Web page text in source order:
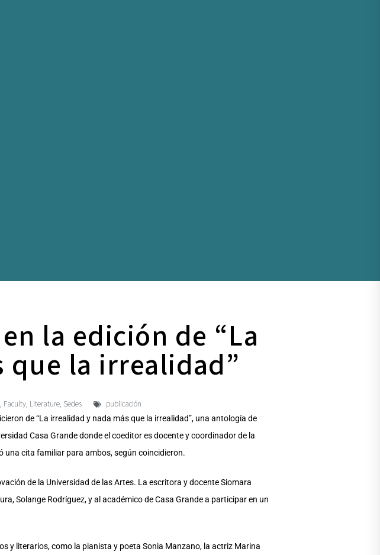
la edición de “La
que la irrealidad”
, Faculty, Literature, Sedes publicación
de “La irrealidad y nada más que la irrealidad”, una antología de
Casa Grande donde el coeditor es docente y coordinador de la
una cita familiar para ambos, según coincidieron.
de la Universidad de las Artes. La escritora y docente Siomara
Solange Rodríguez, y al académico de Casa Grande a participar en un
y literarios, como la pianista y poeta Sonia Manzano, la actriz Marina